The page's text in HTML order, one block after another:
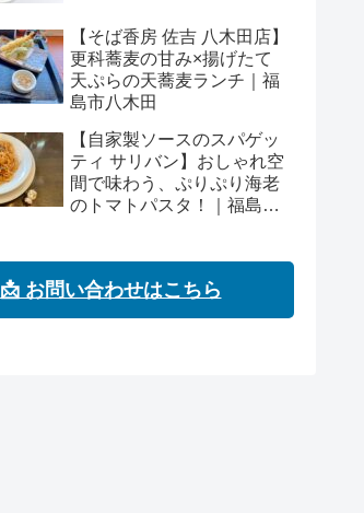
【そば香房 佐吉 八木田店】
更科蕎麦の甘み×揚げたて
天ぷらの天蕎麦ランチ｜福
島市八木田
【自家製ソースのスパゲッ
ティ サリバン】おしゃれ空
間で味わう、ぷりぷり海老
のトマトパスタ！｜福島市
📩 お問い合わせはこちら